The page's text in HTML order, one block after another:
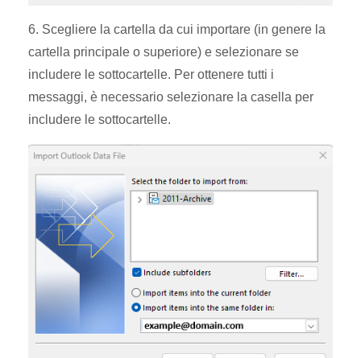
6. Scegliere la cartella da cui importare (in genere la
cartella principale o superiore) e selezionare se
includere le sottocartelle. Per ottenere tutti i
messaggi, è necessario selezionare la casella per
includere le sottocartelle.